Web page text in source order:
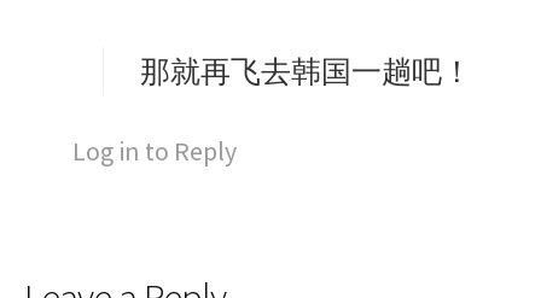
s
那就再飞去韩国一趟吧！
Log in to Reply